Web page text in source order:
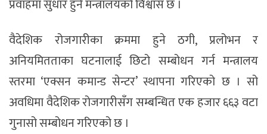
प्रवाहमा सुधार हुने मन्त्रालयको विश्वास छ ।
वैदेशिक रोजगारीका क्रममा हुने ठगी, प्रलोभन र
अनियमितताका घटनालाई छिटो सम्बोधन गर्न मन्त्रालय
स्तरमा ‘एक्सन कमान्ड सेन्टर’ स्थापना गरिएको छ । सो
अवधिमा वैदेशिक रोजगारीसँग सम्बन्धित एक हजार ६६३ वटा
गुनासो सम्बोधन गरिएको छ ।